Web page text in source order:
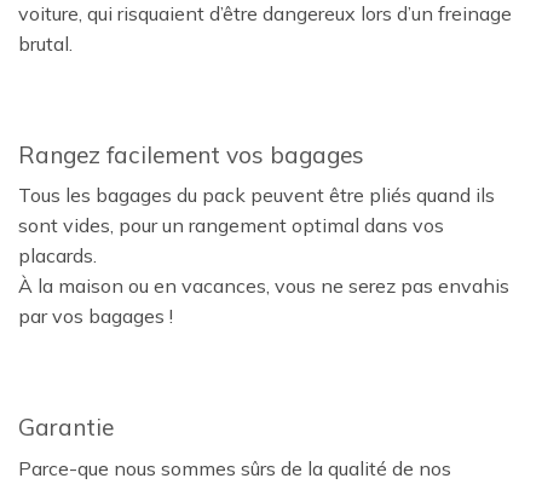
voiture, qui risquaient d’être dangereux lors d’un freinage
brutal.
Rangez facilement vos bagages
Tous les bagages du pack peuvent être pliés quand ils
sont vides, pour un rangement optimal dans vos
placards.
À la maison ou en vacances, vous ne serez pas envahis
par vos bagages !
Garantie
Parce-que nous sommes sûrs de la qualité de nos